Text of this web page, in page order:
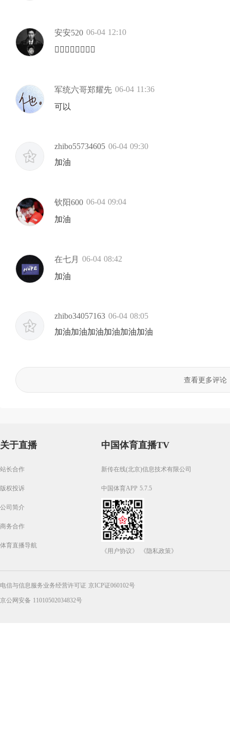
安安520 06-04 12:10
👍🏻👍🏻👍🏻👍🏻
军统六哥郑耀先 06-04 11:36
可以
zhibo55734605 06-04 09:30
加油
钦阳600 06-04 09:04
加油
在七月 06-04 08:42
加油
zhibo34057163 06-04 08:05
加油加油加油加油加油加油
查看更多评论
关于直播
站长合作
版权投诉
公司简介
商务合作
体育直播导航
中国体育直播TV
新传在线(北京)信息技术有限公司
中国体育APP 5.7.5
《用户协议》 《隐私政策》
电信与信息服务业务经营许可证 京ICP证060102号
京公网安备 11010502034832号